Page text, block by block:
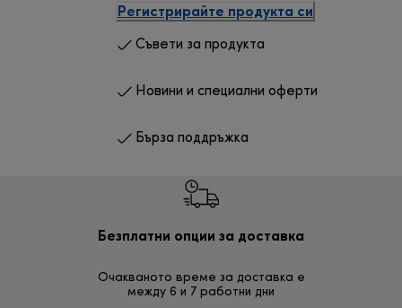
Регистрирайте продукта си
Съвети за продукта
Новини и специални оферти
Бърза поддръжка
Безплатни опции за доставка
Очакваното време за доставка е
между 6 и 7 работни дни